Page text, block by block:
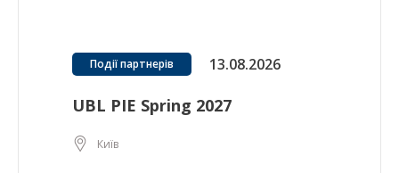
Події партнерів 13.08.2026
UBL PIE Spring 2027
Київ